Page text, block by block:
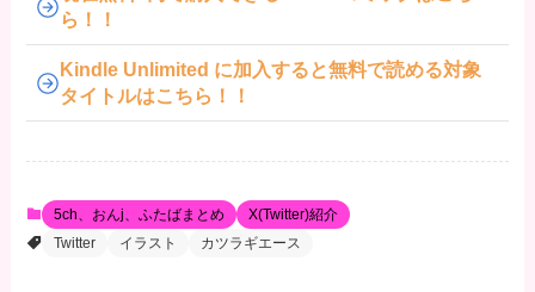
ら！！
Kindle Unlimited に加入すると無料で読める対象
タイトルはこちら！！
5ch、おんj、ふたばまとめ
X(Twitter)紹介
Twitter
イラスト カツラギエース